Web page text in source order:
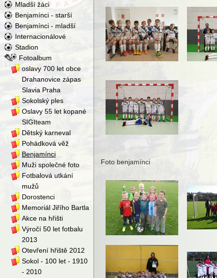
Mladší žáci
Benjamínci - starší
Benjamínci - mladší
Internacionálové
Stadion
Fotoalbum
oslavy 700 let obce
Drahanovice zápas
Slavia Praha
Sokolský ples
Oslavy 55 let kopané
SIGIteam
Dětský karneval
Pohádková věž
Benjamínci
Muži společné foto
Fotbalová utkání
mužů
Dorostenci
Memoriál Jiřího Bartla
Akce na hřišti
Výročí 50 let fotbalu
2013
Otevření hřiště 2012
Sokol - 100 let - 1910
- 2010
Foto benjamínci